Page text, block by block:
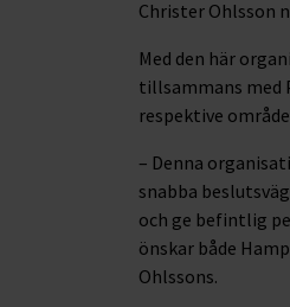
Christer Ohlsson
Med den här
tillsammans med
respektive
– Denna
snabba
och ge befintlig
önskar både
Ohlssons.